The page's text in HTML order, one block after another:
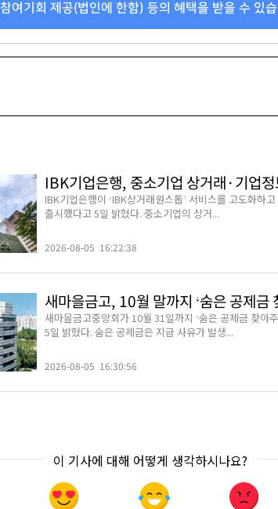
100 158 85
참여기회 제공(법인에 한함) 등의 혜택을 받을 수 있
IBK기업은행, 중소기업 상거래·기업
IBK기업은행이 ‘IBK상거래원스톱’ 서비스를 고도화하
출시했다고 5일 밝혔다. 중소기업의 상거...
2026-08-05 16:22:38
새마을금고, 10월 말까지 ‘숨은 공제금
새마을금고중앙회가 10월 31일까지 ‘숨은 공제금 찾아
5일 밝혔다. 숨은 공제금은 지급 사유가 발생...
2026-08-05 16:30:56
이 기사에 대해 어떻게 생각하시나요?